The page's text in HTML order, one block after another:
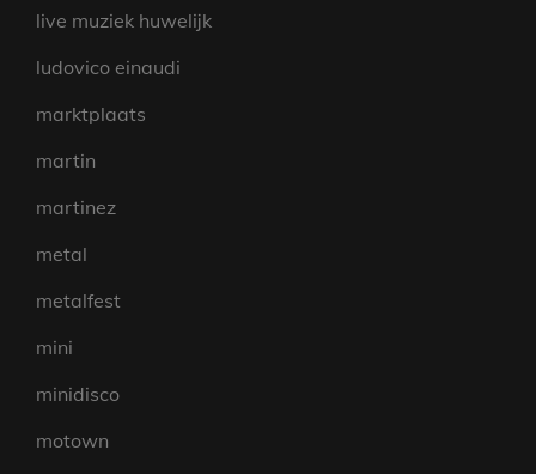
live muziek huwelijk
ludovico einaudi
marktplaats
martin
martinez
metal
metalfest
mini
minidisco
motown